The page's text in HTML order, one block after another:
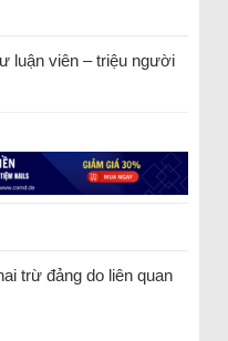
luận viên – triệu người
trừ đảng do liên quan